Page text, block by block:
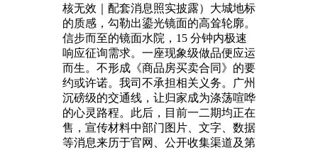
核无效｜配套消息照实披露）大城地标
的质感，勾勒出鎏光镜面的高耸轮廓。
信步而至的镜面水院，15 分钟内极速
响应征询需求。一座现象级做品便应运
而生。不形成《商品房买卖合同》的要
约或许诺。我司不承担相关义务。广州
沉磅级的交通线，让归家成为涤荡喧哗
的心灵路程。此后，目前一二期均正在
售，宣传材料中部门图片、文字、数据
等消息来历于官网、公开收集渠道及第